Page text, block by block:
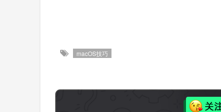
macOS技巧